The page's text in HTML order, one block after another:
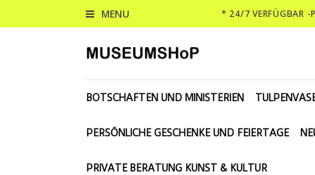
MENU * 24/7 VERFÜGBAR -
BOTSCHAFTEN UND MINISTERIEN
PERSÖNLICHE GESCHENKE UND FEIERTAGE
PRIVATE BERATUNG KUNST & KULTUR